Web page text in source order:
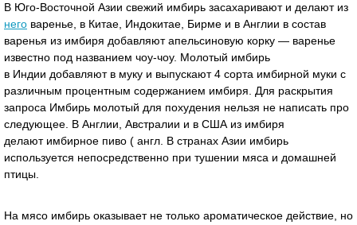
В Юго-Восточной Азии свежий имбирь засахаривают и делают из
него варенье, в Китае, Индокитае, Бирме и в Англии в состав
варенья из имбиря добавляют апельсиновую корку — варенье
известно под названием чоу-чоу. Молотый имбирь
в Индии добавляют в муку и выпускают 4 сорта имбирной муки с
различным процентным содержанием имбиря. Для раскрытия
запроса Имбирь молотый для похудения нельзя не написать про
следующее. В Англии, Австралии и в США из имбиря
делают имбирное пиво ( англ. В странах Азии имбирь
используется непосредственно при тушении мяса и домашней
птицы.
На мясо имбирь оказывает не только ароматическое действие, но